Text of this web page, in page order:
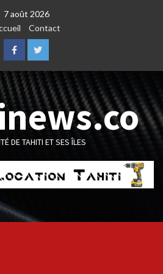
7 août 2026
Contact
FacebookTwitter
DE TAHITI ET SES ÎLES